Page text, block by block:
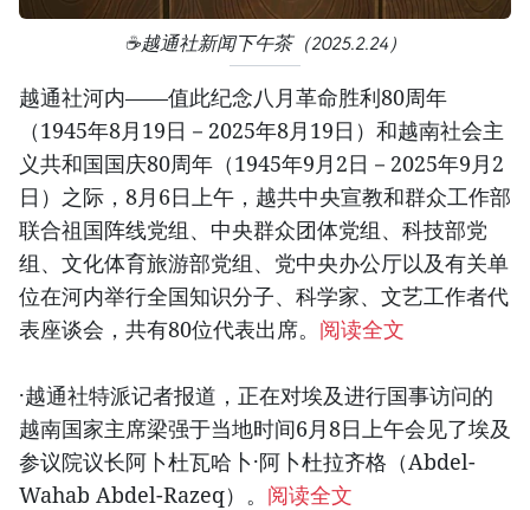
☕️越通社新闻下午茶（2025.2.24）
越通社河内——值此纪念八月革命胜利80周年
（1945年8月19日－2025年8月19日）和越南社会主
义共和国国庆80周年（1945年9月2日－2025年9月2
日）之际，8月6日上午，越共中央宣教和群众工作部
联合祖国阵线党组、中央群众团体党组、科技部党
组、文化体育旅游部党组、党中央办公厅以及有关单
位在河内举行全国知识分子、科学家、文艺工作者代
表座谈会，共有80位代表出席。 阅读全文
·越通社特派记者报道，正在对埃及进行国事访问的
越南国家主席梁强于当地时间6月8日上午会见了埃及
参议院议长阿卜杜瓦哈卜·阿卜杜拉齐格（Abdel-
Wahab Abdel-Razeq）。 阅读全文